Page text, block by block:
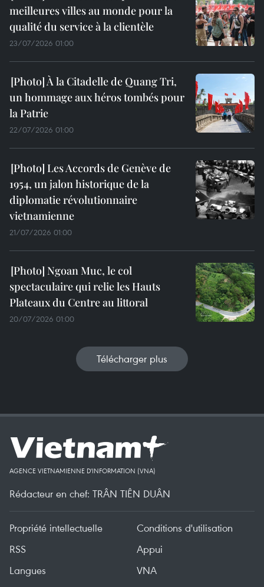
meilleures villes au monde pour la
qualité du service à la clientèle
23/07/2026 01:00
À la Citadelle de Quang Tri,
un hommage aux héros tombés pour
la Patrie
22/07/2026 01:00
Les Accords de Genève de
1954, un jalon historique de la
diplomatie révolutionnaire
vietnamienne
21/07/2026 01:00
Ngoan Muc, le col
spectaculaire qui relie les Hauts
Plateaux du Centre au littoral
20/07/2026 01:00
Télécharger plus
AGENCE VIETNAMIENNE D'INFORMATION (VNA)
Rédacteur en chef: TRÂN TIÊN DUÂN
Propriété intellectuelle
Conditions d'utilisation
RSS
Appui
Langues
VNA